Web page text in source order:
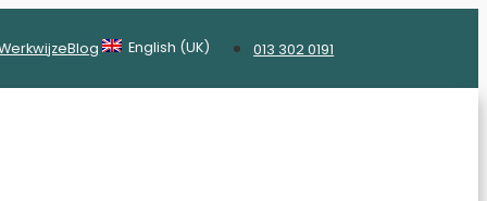
Blog English (UK) 013 302 0191